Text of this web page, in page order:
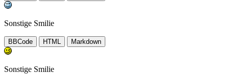
Sonstige Smilie
BBCode HTML Markdown
Sonstige Smilie